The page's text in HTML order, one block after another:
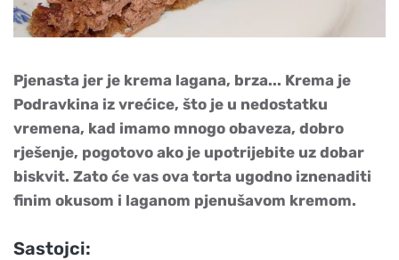
Pjenasta jer je krema lagana, brza... Krema je
Podravkina iz vrećice, što je u nedostatku
vremena, kad imamo mnogo obaveza, dobro
rješenje, pogotovo ako je upotrijebite uz dobar
biskvit. Zato će vas ova torta ugodno iznenaditi
finim okusom i laganom pjenušavom kremom.
Sastojci: